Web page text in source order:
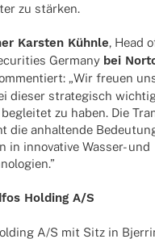
zu stärken.
Kars­ten Kühnle, Head
Germany bei
„Wir freuen
dieser stra­te­gisch
zu haben. Die
die anhal­tende
in inno­va­tive Wasser- und
Holding A/S
A/S mit Sitz in